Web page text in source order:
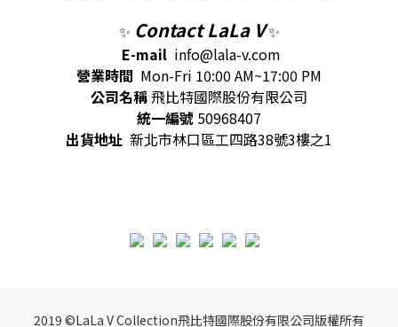
✨ Contact LaLa V✨
E-mail info@lala-v.com
營業時間 Mon-Fri 10:00 AM~17:00 PM
公司名稱飛比特國際股份有限公司
統一編號 50968407
出貨地址 新北市林口區工四路38號3樓之1
2019 ©LaLa V Collection飛比特國際股份有限公司版權所有